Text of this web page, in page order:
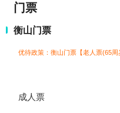
门票
衡山门票
成人票